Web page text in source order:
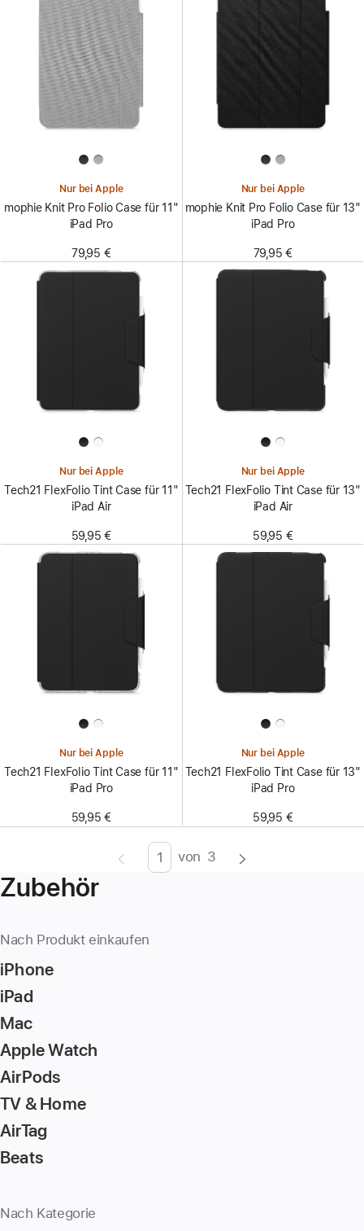
Nur bei Apple
mophie Knit Pro Folio Case für 11"
iPad Pro
79,95 €
Nur bei Apple
mophie Knit Pro Folio Case für 13"
iPad Pro
79,95 €
Nur bei Apple
Tech21 FlexFolio Tint Case für 11"
iPad Air
59,95 €
Nur bei Apple
Tech21 FlexFolio Tint Case für 13"
iPad Air
59,95 €
Nur bei Apple
Tech21 FlexFolio Tint Case für 11"
iPad Pro
59,95 €
Nur bei Apple
Tech21 FlexFolio Tint Case für 13"
iPad Pro
59,95 €
SeiteEnter
von 3
Zubehör
Nach Produkt einkaufen
iPhone
iPad
Mac
Apple Watch
AirPods
TV & Home
AirTag
Beats
Nach Kategorie